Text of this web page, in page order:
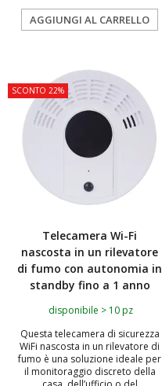
AGGIUNGI AL CARRELLO
SCONTO 22%
Telecamera Wi-Fi
nascosta in un rilevatore
di fumo con autonomia in
standby fino a 1 anno
disponibile > 10 pz
Questa telecamera di sicurezza
WiFi nascosta in un rilevatore di
fumo è una soluzione ideale per
il monitoraggio discreto della